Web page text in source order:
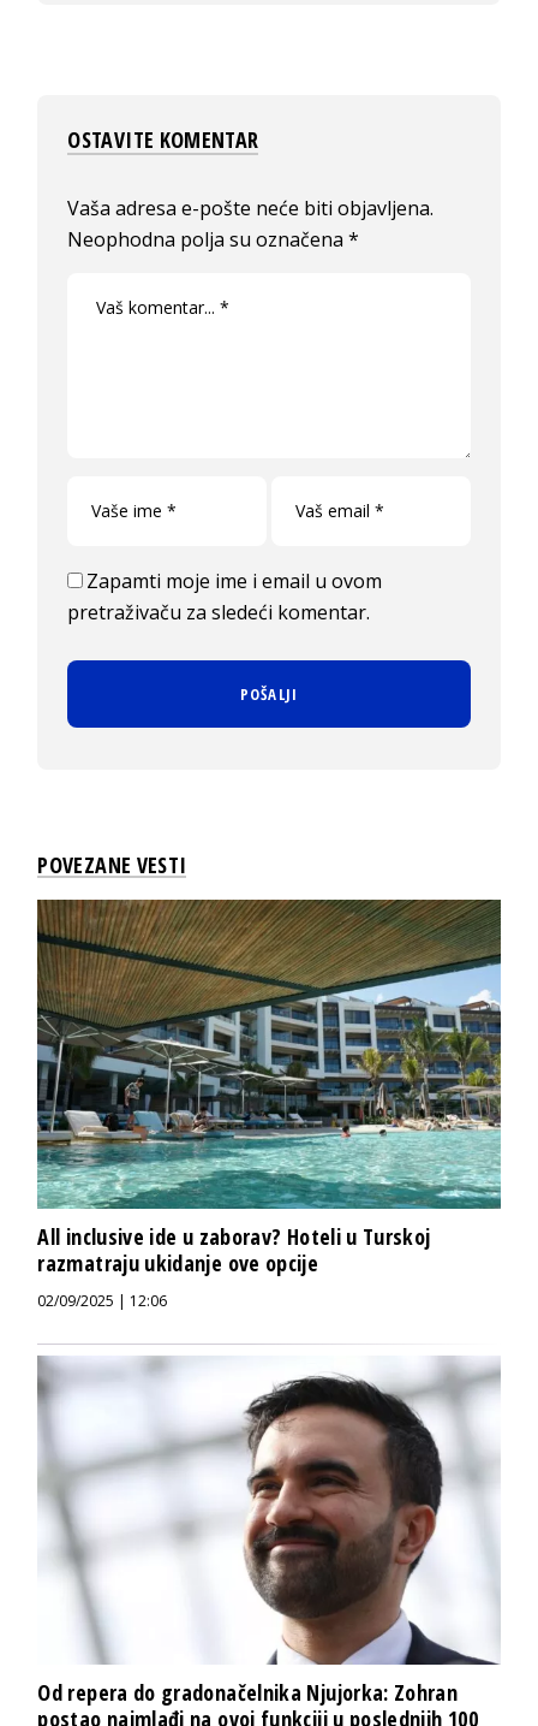
OSTAVITE KOMENTAR
Vaša adresa e-pošte neće biti objavljena.
Neophodna polja su označena*
Zapamti moje ime i email u ovom
pretraživaču za sledeći komentar.
POVEZANE VESTI
All inclusive ide u zaborav? Hoteli u Turskoj
razmatraju ukidanje ove opcije
02/09/2025 | 12:06
Od repera do gradonačelnika Njujorka: Zohran
postao najmlađi na ovoj funkciji u poslednjih 100